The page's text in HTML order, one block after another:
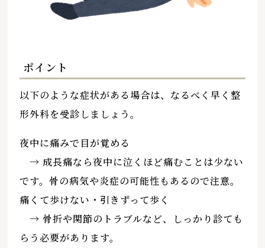
ポイント
以下のような症状がある場合は、なるべく早く整
形外科を受診しましょう。
夜中に痛みで目が覚める
→ 成長痛なら夜中に泣くほど痛むことは少ない
です。骨の病気や炎症の可能性もあるので注意。
痛くて歩けない・引きずって歩く
→ 骨折や関節のトラブルなど、しっかり診ても
らう必要があります。